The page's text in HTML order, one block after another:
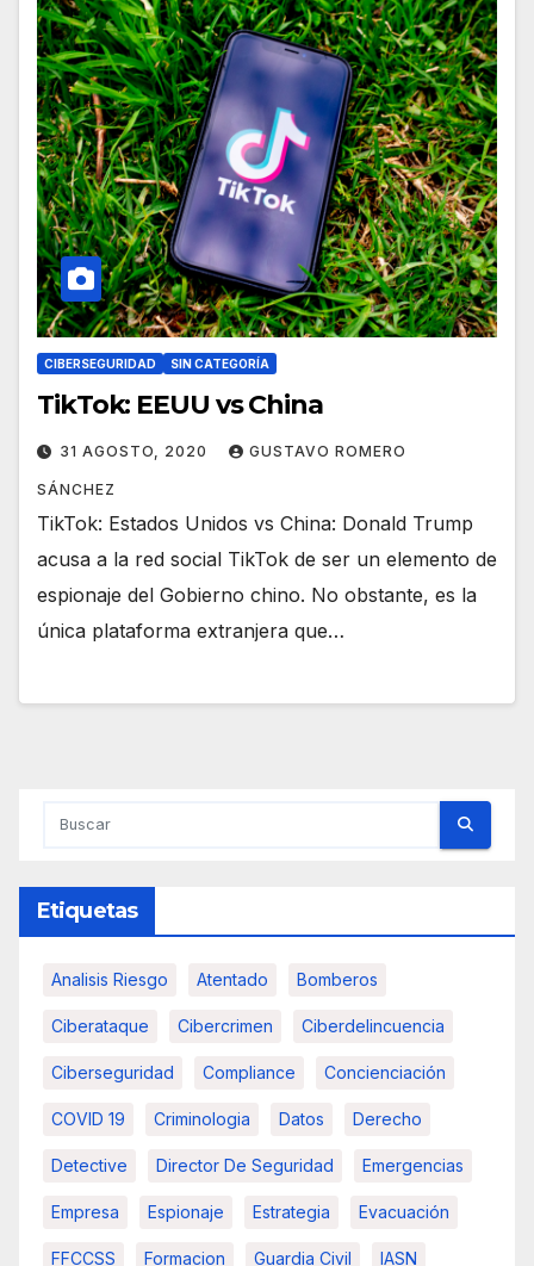
CIBERSEGURIDAD SIN CATEGORÍA
TikTok: EEUU vs China
31 AGOSTO, 2020 GUSTAVO ROMERO
SÁNCHEZ
TikTok: Estados Unidos vs China: Donald Trump
acusa a la red social TikTok de ser un elemento de
espionaje del Gobierno chino. No obstante, es la
única plataforma extranjera que…
Etiquetas
Analisis Riesgo Atentado Bomberos
Ciberataque Cibercrimen Ciberdelincuencia
Ciberseguridad Compliance Concienciación
COVID 19 Criminologia Datos Derecho
Detective Director De Seguridad Emergencias
Empresa Espionaje Estrategia Evacuación
FFCCSS Formacion Guardia Civil IASN